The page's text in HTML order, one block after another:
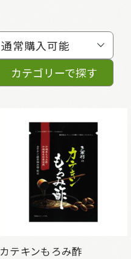
通常購入可能
カテゴリーで探す
カテキンもろみ酢